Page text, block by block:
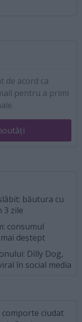
de acord ca
pentru a primi
băutura cu
3 zile
consumul
deștept
Dilly Dog,
în social media
comporte ciudat